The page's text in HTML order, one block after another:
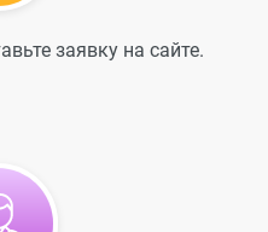
заявку на сайте.